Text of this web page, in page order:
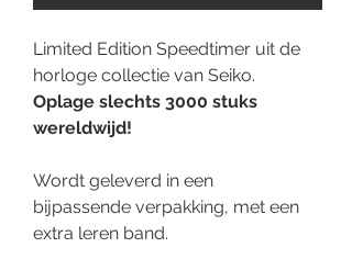
Limited Edition Speedtimer uit de
horloge collectie van Seiko.
Oplage slechts 3000 stuks
wereldwijd!
Wordt geleverd in een
bijpassende verpakking, met een
extra leren band.